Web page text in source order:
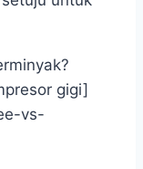
gigi]
vs-